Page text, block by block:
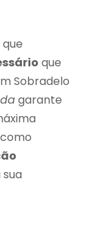
que
Sobradelo
garante